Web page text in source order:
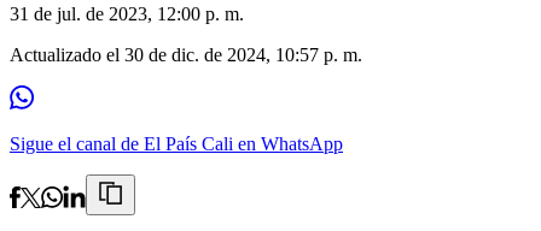
31 de jul. de 2023, 12:00 p. m.
Actualizado el 30 de dic. de 2024, 10:57 p. m.
Sigue el canal de El País Cali en WhatsApp